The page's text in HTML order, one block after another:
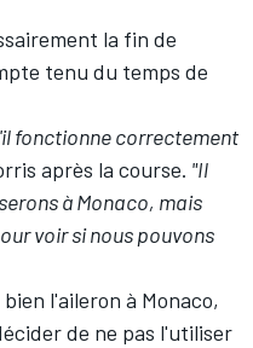
la fin de
tenu du temps de
fonctionne correctement
après la course. "Il
à Monaco, mais
voir si nous pouvons
l'aileron à Monaco,
de ne pas l'utiliser